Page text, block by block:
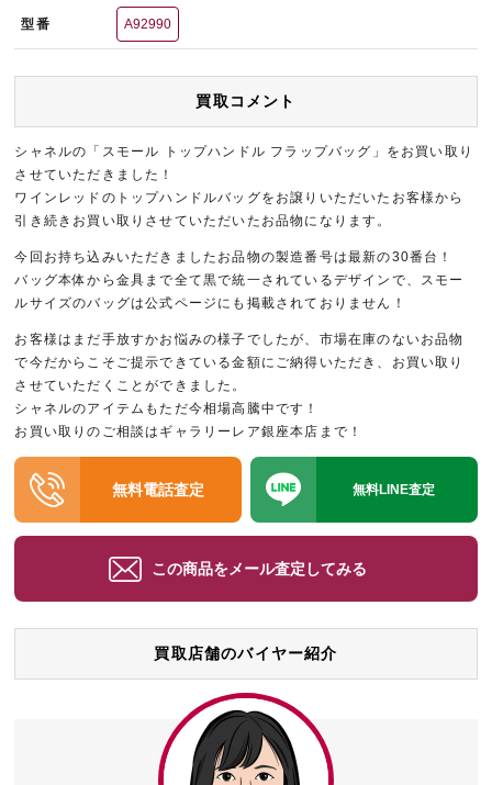
型番 A92990
買取コメント
シャネルの「スモール トップハンドル フラップバッグ」をお買い取り
させていただきました！
ワインレッドのトップハンドルバッグをお譲りいただいたお客様から
引き続きお買い取りさせていただいたお品物になります。
今回お持ち込みいただきましたお品物の製造番号は最新の30番台！
バッグ本体から金具まで全て黒で統一されているデザインで、スモー
ルサイズのバッグは公式ページにも掲載されておりません！
お客様はまだ手放すかお悩みの様子でしたが、市場在庫のないお品物
で今だからこそご提示できている金額にご納得いただき、お買い取り
させていただくことができました。
シャネルのアイテムもただ今相場高騰中です！
お買い取りのご相談はギャラリーレア銀座本店まで！
無料電話査定 無料LINE査定
この商品をメール査定してみる
買取店舗のバイヤー紹介